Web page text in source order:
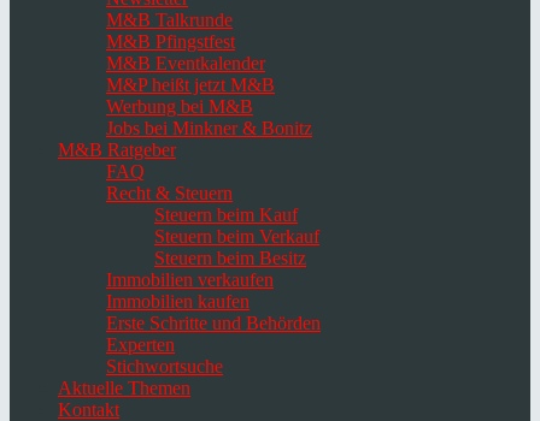
M&B Talkrunde
M&B Pfingstfest
M&B Eventkalender
M&P heißt jetzt M&B
Werbung bei M&B
Jobs bei Minkner & Bonitz
M&B Ratgeber
FAQ
Recht & Steuern
Steuern beim Kauf
Steuern beim Verkauf
Steuern beim Besitz
Immobilien verkaufen
Immobilien kaufen
Erste Schritte und Behörden
Experten
Stichwortsuche
Aktuelle Themen
Kontakt